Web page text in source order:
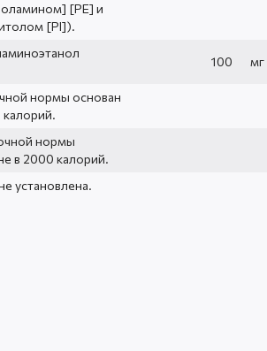
[PE] и
[PI]).
100 мг
нормы основан
калорий.
нормы
в 2000 калорий.
установлена.